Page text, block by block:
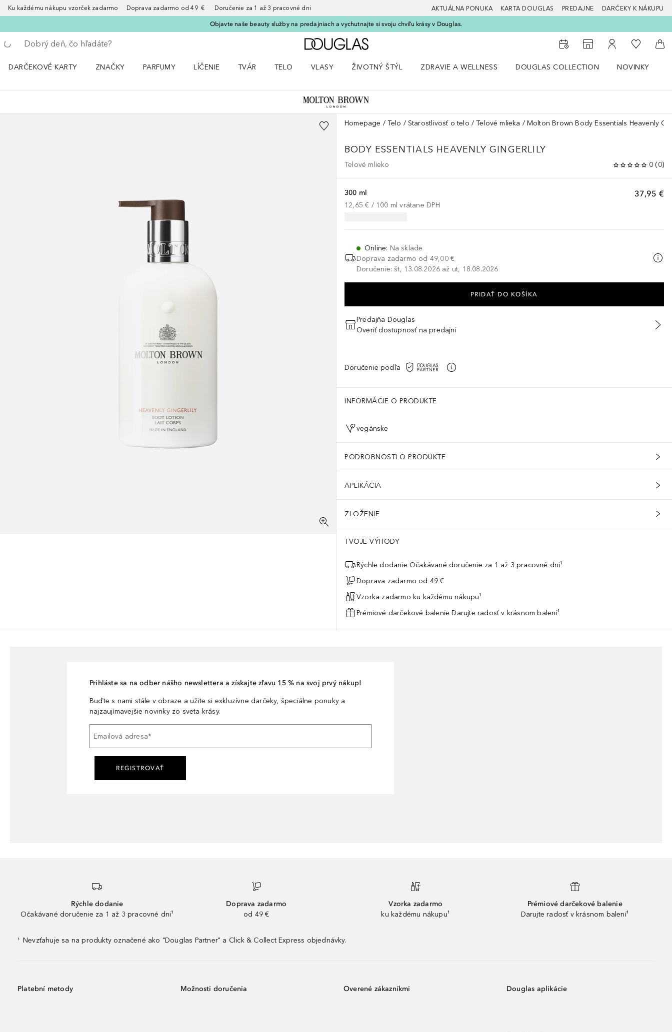
Ku každému nákupu vzorček zadarmo Doprava zadarmo od 49 € Doručenie za 1 až 3 pracovné dni AKTUÁLNA PONUKA KARTA DOUGLAS PREDAJNE DARČEKY K NÁKUPU
Objavte naše beauty služby na predajniach a vychutnajte si svoju chvíľu krásy v Douglas.
Choď späť
Vykonajte vyhľadávanie
Domov
Do vyhľadávača predajní
Do môjho účtu
Do môjho
Do
DARČEKOVÉ KARTY
ZNAČKY
PARFUMY
LÍČENIE
TVÁR
TELO
VLASY
ŽIVOTNÝ ŠTÝL
ZDRAVIE A WELLNESS
DOUGLAS COLLECTION
NOVINKY
Homepage Telo Starostlivosť o telo Telové mlieka Molton Brown Body Essentials Heavenly
BODY ESSENTIALS HEAVENLY GINGERLILY
Telové mlieko 0 (0)
37,95 €
300 ml
12,65 € / 100 ml vrátane DPH
Online: Na sklade
Doprava zadarmo od 49,00 €
Doručenie: št, 13.08.2026 až ut, 18.08.2026
PRIDAŤ DO KOŠÍKA
Predajňa Douglas
Overiť dostupnosť na predajni
Doručenie podľa
INFORMÁCIE O PRODUKTE
vegánske
PODROBNOSTI O PRODUKTE
APLIKÁCIA
ZLOŽENIE
TVOJE VÝHODY
Rýchle dodanie Očakávané doručenie za 1 až 3 pracovné dni¹
Doprava zadarmo od 49 €
Vzorka zadarmo ku každému nákupu¹
Prémiové darčekové balenie Darujte radosť v krásnom balení¹
Prihláste sa na odber nášho newslettera a získajte zľavu 15 % na svoj prvý nákup!
Buďte s nami stále v obraze a užite si exkluzívne darčeky, špeciálne ponuky a
najzaujímavejšie novinky zo sveta krásy.
Emailová adresa*
REGISTROVAŤ
Rýchle dodanie
Očakávané doručenie za 1 až 3 pracovné dni¹
Doprava zadarmo
od 49 €
Vzorka zadarmo
ku každému nákupu¹
Prémiové darčekové balenie
Darujte radosť v krásnom balení¹
¹ Nevzťahuje sa na produkty označené ako "Douglas Partner" a Click & Collect Express objednávky.
Platební metody Možnosti doručenia Overené zákazníkmi Douglas aplikácie